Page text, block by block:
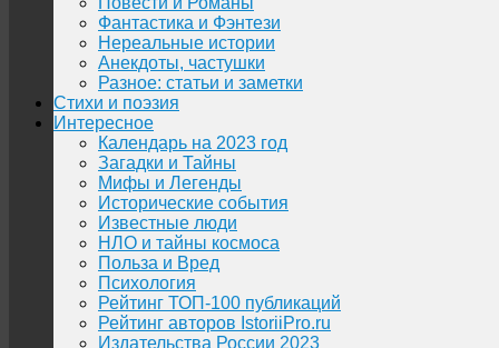
Фантастика и Фэнтези
Нереальные истории
Анекдоты, частушки
Разное: статьи и заметки
Стихи и поэзия
Интересное
Календарь на 2023 год
Загадки и Тайны
Мифы и Легенды
Исторические события
Известные люди
НЛО и тайны космоса
Польза и Вред
Психология
Рейтинг ТОП-100 публикаций
Рейтинг авторов IstoriiPro.ru
Издательства России 2023